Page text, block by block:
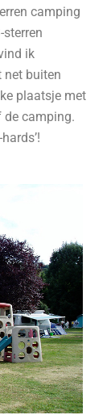
camping
ik
net buiten
plaatsje met
de camping.